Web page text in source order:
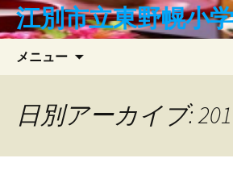
コ
ン 江別市立東野幌小
メニュー
日別アーカイブ: